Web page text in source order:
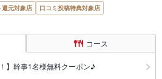
還元対象店
口コミ投稿特典対象店
コース
】幹事1名様無料クーポン♪